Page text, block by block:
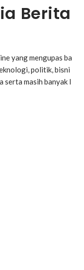
Berita
yang mengupas ba
politik, bisni
serta masih banyak l